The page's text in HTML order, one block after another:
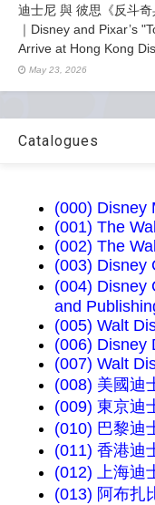
迪士尼 與 彼思《反斗
｜Disney and Pixar’s
Arrive at Hong Kong
May 23, 2026
Catalogues
(000) Disney
(001) The
(002) The
(003) Disney
(004) Disney
and
(005) Walt
(006) Disney
(007) Walt
(008) 美國迪
(009) 東京迪
(010) 巴黎迪
(011) 香港迪
(012) 上海迪
(013) 阿布扎